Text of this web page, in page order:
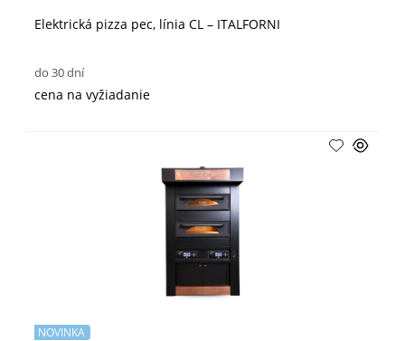
Elektrická pizza pec, línia CL – ITALFORNI
do 30 dní
cena na vyžiadanie
NOVINKA